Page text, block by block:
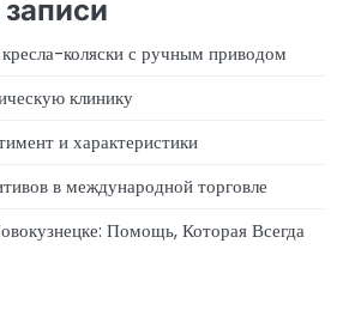
коляски с ручным приводом
клинику
и характеристики
в международной торговле
Помощь, Которая Всегда